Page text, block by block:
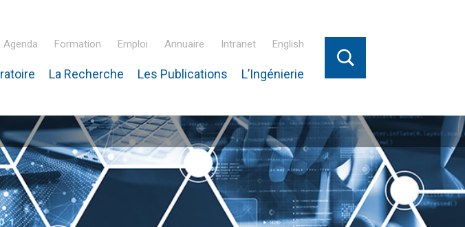
– IPHC
Agenda Formation Emploi Annuaire Intranet English
La Recherche Les Publications L’Ingénierie